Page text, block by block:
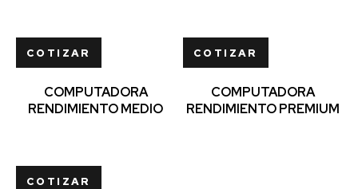
COTIZAR
COMPUTADORA
RENDIMIENTO MEDIO
COTIZAR
COMPUTADORA
RENDIMIENTO PREMIUM
COTIZAR